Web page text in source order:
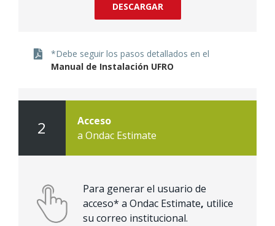
DESCARGAR
*Debe seguir los pasos detallados en el
Manual de Instalación UFRO
2
Acceso
a Ondac Estimate
Para generar el usuario de
acceso* a Ondac Estimate, utilice
su correo institucional.